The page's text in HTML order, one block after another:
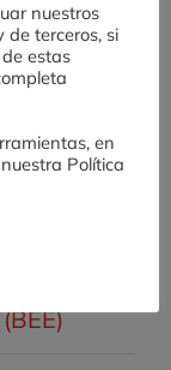
Banco
nuestros
de terceros, si
estas
en
Política